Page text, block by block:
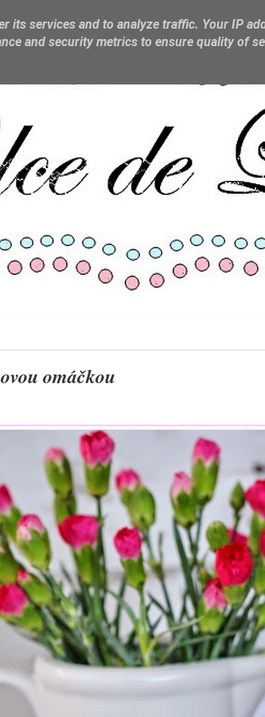
omáčkou
its services and to analyze traffic. Your IP
and security metrics to ensure quality of